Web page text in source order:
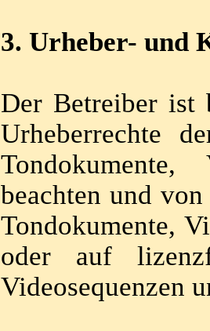
3. Urheber- und
Der Betreiber ist
Urheberrechte
beachten und
Tondokumente,
oder auf
Videosequenzen